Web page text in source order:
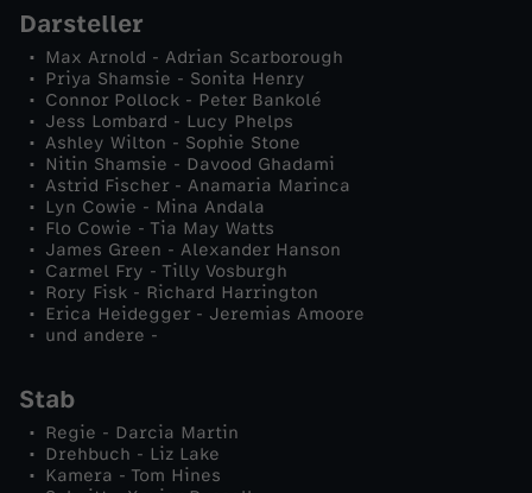
h
u
l
e
d
e
L
Darsteller
Max Arnold - Adrian Scarborough
Priya Shamsie - Sonita Henry
Connor Pollock - Peter Bankolé
Jess Lombard - Lucy Phelps
Ashley Wilton - Sophie Stone
Nitin Shamsie - Davood Ghadami
Astrid Fischer - Anamaria Marinca
Lyn Cowie - Mina Andala
Flo Cowie - Tia May Watts
James Green - Alexander Hanson
Carmel Fry - Tilly Vosburgh
Rory Fisk - Richard Harrington
Erica Heidegger - Jeremias Amoore
und andere -
Stab
Regie - Darcia Martin
Drehbuch - Liz Lake
Kamera - Tom Hines